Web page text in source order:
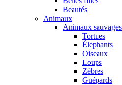
Beautés
Animaux
Animaux sauvages
Tortues
Éléphants
Oiseaux
Loups
Zèbres
Guépards